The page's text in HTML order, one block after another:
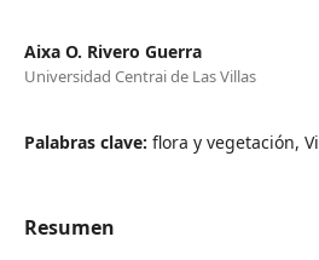
Aixa O. Rivero Guerra
Universidad Centrai de Las Villas
Palabras clave: flora y vegetación,
Resumen